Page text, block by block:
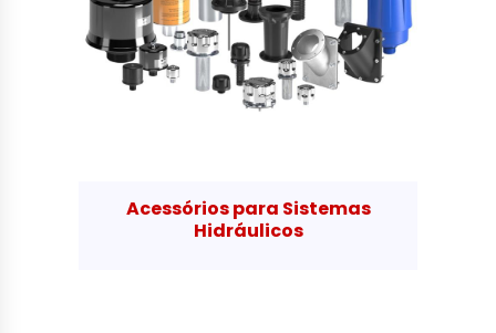
Acessórios para Sistemas
Hidráulicos